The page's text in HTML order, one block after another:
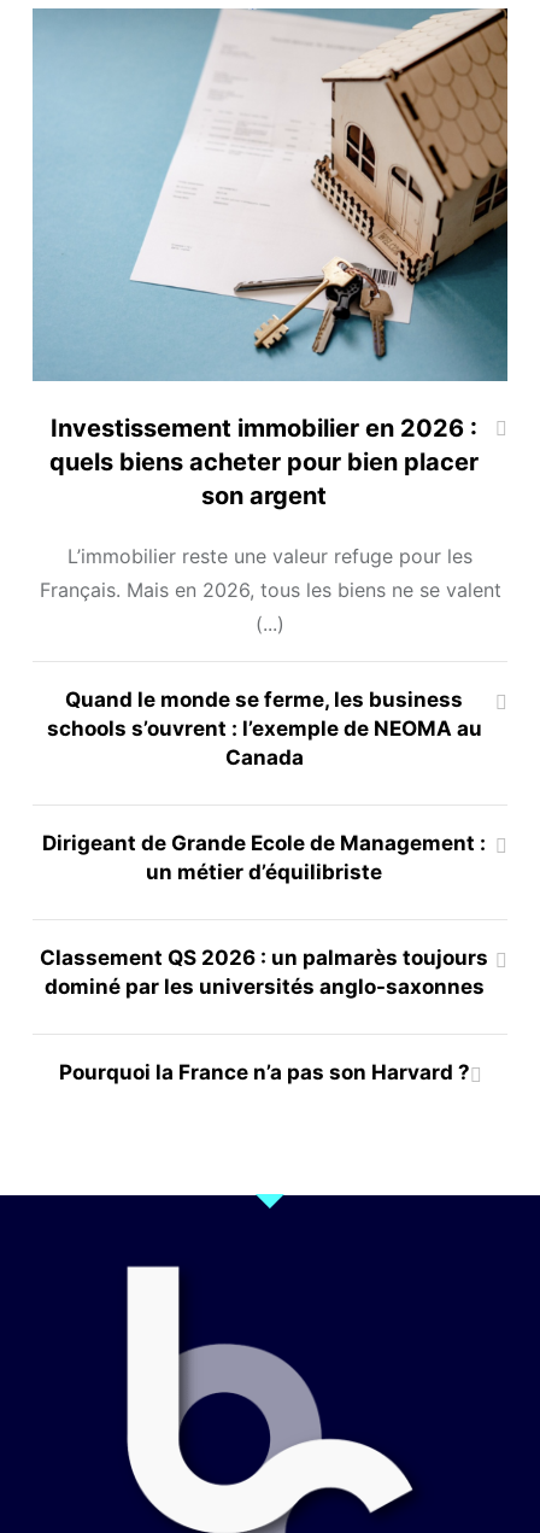
Investissement immobilier en 2026 :
quels biens acheter pour bien placer
son argent
L’immobilier reste une valeur refuge pour les
Français. Mais en 2026, tous les biens ne se valent
(...)
Quand le monde se ferme, les business
schools s’ouvrent : l’exemple de NEOMA au
Canada
Dirigeant de Grande Ecole de Management :
un métier d’équilibriste
Classement QS 2026 : un palmarès toujours
dominé par les universités anglo-saxonnes
Pourquoi la France n’a pas son Harvard ?